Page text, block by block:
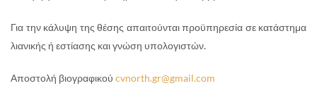
Για την κάλυψη της θέσης απαιτούνται προϋπηρεσία σε κατάστημα
λιανικής ή εστίασης και γνώση υπολογιστών.
Αποστολή βιογραφικού cvnorth.gr@gmail.com